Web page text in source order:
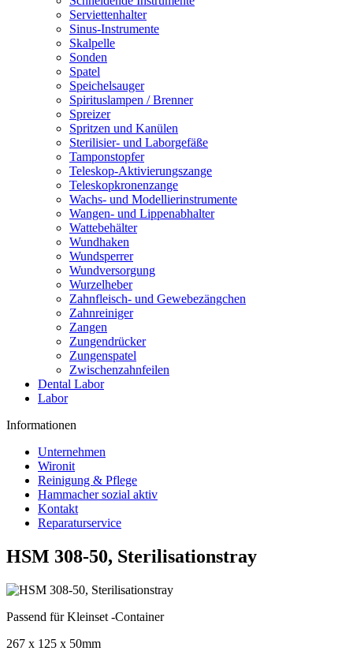
Serviettenhalter
Sinus-Instrumente
Skalpelle
Sonden
Spatel
Speichelsauger
Spirituslampen / Brenner
Spreizer
Spritzen und Kanülen
Sterilisier- und Laborgefäße
Tamponstopfer
Teleskop-Aktivierungszange
Teleskopkronenzange
Wachs- und Modellierinstrumente
Wangen- und Lippenabhalter
Wattebehälter
Wundhaken
Wundsperrer
Wundversorgung
Wurzelheber
Zahnfleisch- und Gewebezängchen
Zahnreiniger
Zangen
Zungendrücker
Zungenspatel
Zwischenzahnfeilen
Dental Labor
Labor
Informationen
Unternehmen
Wironit
Reinigung & Pflege
Hammacher sozial aktiv
Kontakt
Reparaturservice
HSM 308-50, Sterilisationstray
Passend für Kleinset -Container
267 x 125 x 50mm